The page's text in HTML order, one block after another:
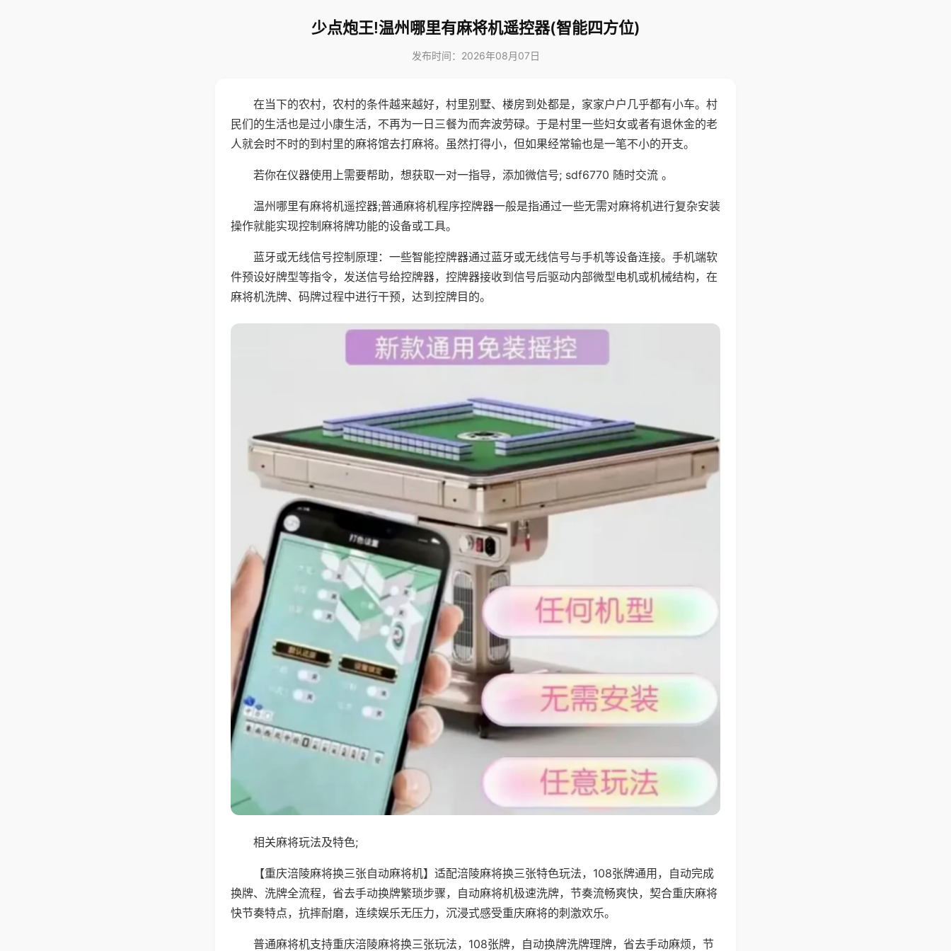
少点炮王!温州哪里有麻将机遥控器(智能四方位)
发布时间：2026年08月07日
在当下的农村，农村的条件越来越好，村里别墅、楼房到处都是，家家户户几乎都有小车。村
民们的生活也是过小康生活，不再为一日三餐为而奔波劳碌。于是村里一些妇女或者有退休金的老
人就会时不时的到村里的麻将馆去打麻将。虽然打得小，但如果经常输也是一笔不小的开支。
若你在仪器使用上需要帮助，想获取一对一指导，添加微信号; sdf6770 随时交流 。
温州哪里有麻将机遥控器;普通麻将机程序控牌器一般是指通过一些无需对麻将机进行复杂安装
操作就能实现控制麻将牌功能的设备或工具。
蓝牙或无线信号控制原理：一些智能控牌器通过蓝牙或无线信号与手机等设备连接。手机端软
件预设好牌型等指令，发送信号给控牌器，控牌器接收到信号后驱动内部微型电机或机械结构，在
麻将机洗牌、码牌过程中进行干预，达到控牌目的。
相关麻将玩法及特色;
【重庆涪陵麻将换三张自动麻将机】适配涪陵麻将换三张特色玩法，108张牌通用，自动完成
换牌、洗牌全流程，省去手动换牌繁琐步骤，自动麻将机极速洗牌，节奏流畅爽快，契合重庆麻将
快节奏特点，抗摔耐磨，连续娱乐无压力，沉浸式感受重庆麻将的刺激欢乐。
普通麻将机支持重庆涪陵麻将换三张玩法，108张牌，自动换牌洗牌理牌，省去手动麻烦，节